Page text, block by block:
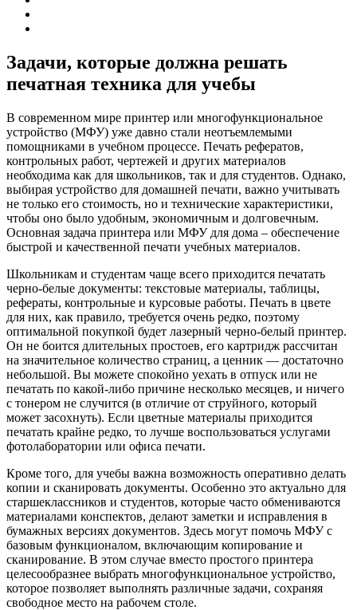
Задачи, которые должна решать
печатная техника для учебы
В современном мире принтер или многофункциональное
устройство (МФУ) уже давно стали неотъемлемыми
помощниками в учебном процессе. Печать рефератов,
контрольных работ, чертежей и других материалов
необходима как для школьников, так и для студентов. Однако,
выбирая устройство для домашней печати, важно учитывать
не только его стоимость, но и технические характеристики,
чтобы оно было удобным, экономичным и долговечным.
Основная задача принтера или МФУ для дома – обеспечение
быстрой и качественной печати учебных материалов.
Школьникам и студентам чаще всего приходится печатать
черно-белые документы: текстовые материалы, таблицы,
рефераты, контрольные и курсовые работы. Печать в цвете
для них, как правило, требуется очень редко, поэтому
оптимальной покупкой будет лазерный черно-белый принтер.
Он не боится длительных простоев, его картридж рассчитан
на значительное количество страниц, а ценник — достаточно
небольшой. Вы можете спокойно уехать в отпуск или не
печатать по какой-либо причине несколько месяцев, и ничего
с тонером не случится (в отличие от струйного, который
может засохнуть). Если цветные материалы приходится
печатать крайне редко, то лучше воспользоваться услугами
фотолаборатории или офиса печати.
Кроме того, для учебы важна возможность оперативно делать
копии и сканировать документы. Особенно это актуально для
старшеклассников и студентов, которые часто обмениваются
материалами конспектов, делают заметки и исправления в
бумажных версиях документов. Здесь могут помочь МФУ с
базовым функционалом, включающим копирование и
сканирование. В этом случае вместо простого принтера
целесообразнее выбрать многофункциональное устройство,
которое позволяет выполнять различные задачи, сохраняя
свободное место на рабочем столе.